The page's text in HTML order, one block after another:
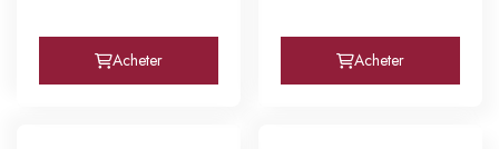
Acheter Acheter